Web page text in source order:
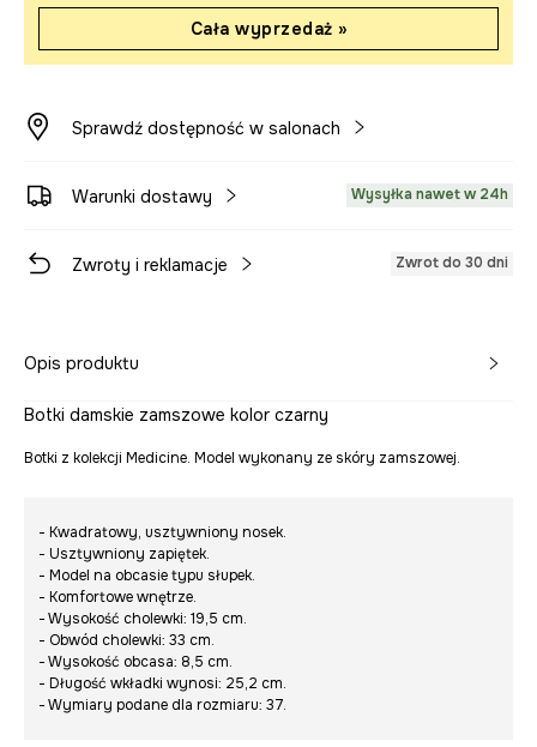
Cała wyprzedaż »
Sprawdź dostępność w salonach
Warunki dostawy Wysyłka nawet w 24h
Zwroty i reklamacje Zwrot do 30 dni
Opis produktu
Botki damskie zamszowe kolor czarny
Botki z kolekcji Medicine. Model wykonany ze skóry zamszowej.
- Kwadratowy, usztywniony nosek.
- Usztywniony zapiętek.
- Model na obcasie typu słupek.
- Komfortowe wnętrze.
- Wysokość cholewki: 19,5 cm.
- Obwód cholewki: 33 cm.
- Wysokość obcasa: 8,5 cm.
- Długość wkładki wynosi: 25,2 cm.
- Wymiary podane dla rozmiaru: 37.